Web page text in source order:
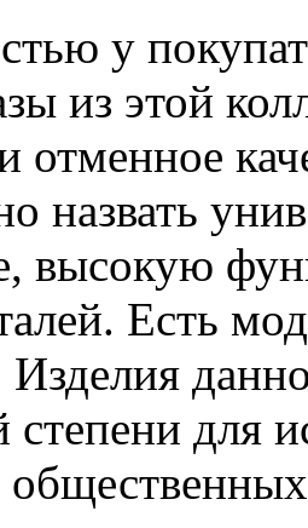
у
из этой
отменное
назвать
высокую
Есть
степени для